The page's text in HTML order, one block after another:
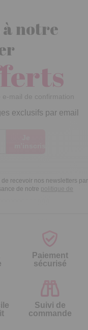
notre
mail de confirmation
exclusifs par email
recevoir nos newsletters par
de notre politique de
Paiement
sécurisé
Suivi de
commande